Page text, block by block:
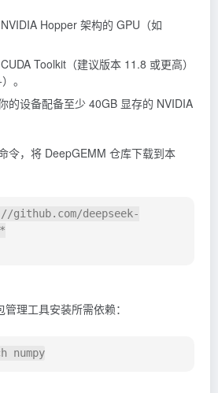
Hopper 架构的 GPU（如
Toolkit（建议版本 11.8 或更高）
。
的设备配备至少 40GB 显存的 NVIDIA
令，将 DeepGEMM 仓库下载到本
deepseek-
理工具安装所需依赖：